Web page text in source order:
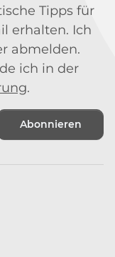
Tipps für
erhalten. Ich
abmelden.
ich in der
.
Abonnieren